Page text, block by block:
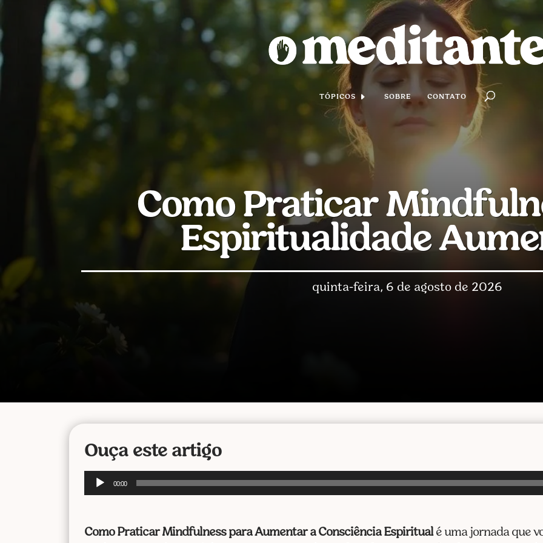
TÓPICOS SOBRE CONTATO
Como Praticar
Espiritualidade
quinta-feira, 6 de agosto de 2026
Ouça este artigo
Tocador
de
00:00
Como Praticar Mindfulness para Aumentar a Consciência Espiritualé uma jornada que